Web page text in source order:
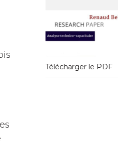
Télécharger le PDF